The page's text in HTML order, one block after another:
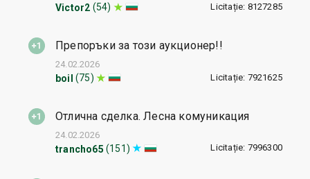
Victor2 (54) Licitație: 8127285
Препоръки за този аукционер!!
boil (75) Licitație: 7921625
24.02.2026
Отлична сделка. Лесна комуникация
trancho65 (151) Licitație: 7996300
24.02.2026